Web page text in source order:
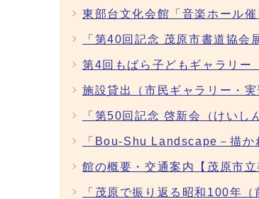
東部台文化会館「音楽ホール催
「第40回記念 茂原市書道協
第4回もばら子どもギャラリ
施設貸出（市民ギャラリー・
「第50回記念 啓新会（けい
「Bou-Shu Landscape－描
館の概要・交通案内【茂原市立
「茂原で振り返る昭和100年